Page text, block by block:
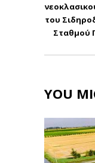
του
Σταθμού
YOU